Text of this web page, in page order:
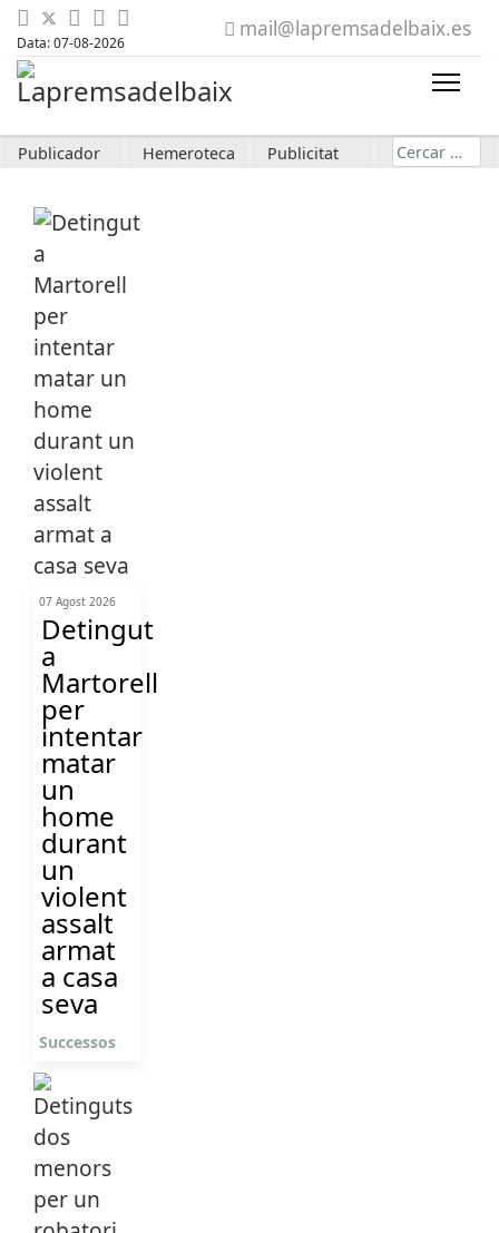
Data: 07-08-2026
mail@lapremsadelbaix.es
Publicador Hemeroteca Publicitat Cerca
07 Agost 2026
Detingut
a
Martorell
per
intentar
matar
un
home
durant
un
violent
assalt
armat
a casa
seva
Successos